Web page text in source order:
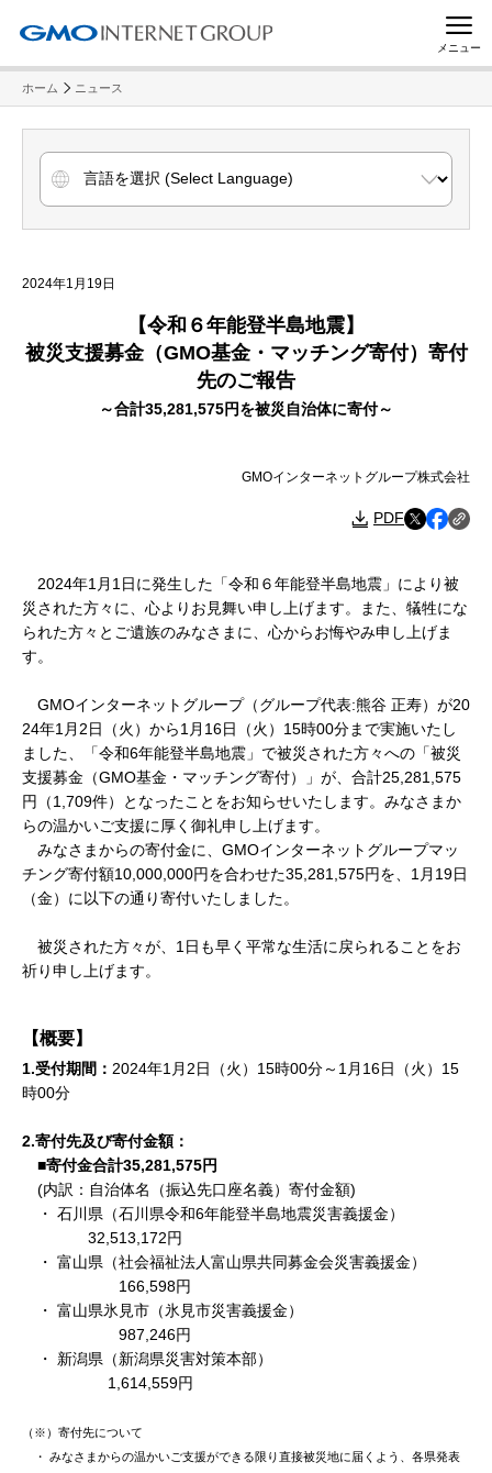
メニュー
ホーム ニュース
2024年1月19日
【令和６年能登半島地震】
被災支援募金（GMO基金・マッチング寄付）寄付
先のご報告
～合計35,281,575円を被災自治体に寄付～
GMOインターネットグループ株式会社
PDF
2024年1月1日に発生した「令和６年能登半島地震」により被
災された方々に、心よりお見舞い申し上げます。また、犠牲にな
られた方々とご遺族のみなさまに、心からお悔やみ申し上げま
す。
GMOインターネットグループ（グループ代表:熊谷 正寿）が20
24年1月2日（火）から1月16日（火）15時00分まで実施いたし
ました、「令和6年能登半島地震」で被災された方々への「被災
支援募金（GMO基金・マッチング寄付）」が、合計25,281,575
円（1,709件）となったことをお知らせいたします。みなさまか
らの温かいご支援に厚く御礼申し上げます。
みなさまからの寄付金に、GMOインターネットグループマッ
チング寄付額10,000,000円を合わせた35,281,575円を、1月19日
（金）に以下の通り寄付いたしました。
被災された方々が、1日も早く平常な生活に戻られることをお
祈り申し上げます。
【概要】
1.受付期間： 2024年1月2日（火）15時00分～1月16日（火）15
時00分
2.寄付先及び寄付金額：
■寄付金合計35,281,575円
(内訳：自治体名（振込先口座名義）寄付金額)
・ 石川県（石川県令和6年能登半島地震災害義援金）
32,513,172円
・ 富山県（社会福祉法人富山県共同募金会災害義援金）
166,598円
・ 富山県氷見市（氷見市災害義援金）
987,246円
・ 新潟県（新潟県災害対策本部）
1,614,559円
（※）寄付先について
・ みなさまからの温かいご支援ができる限り直接被災地に届くよう、各県発表